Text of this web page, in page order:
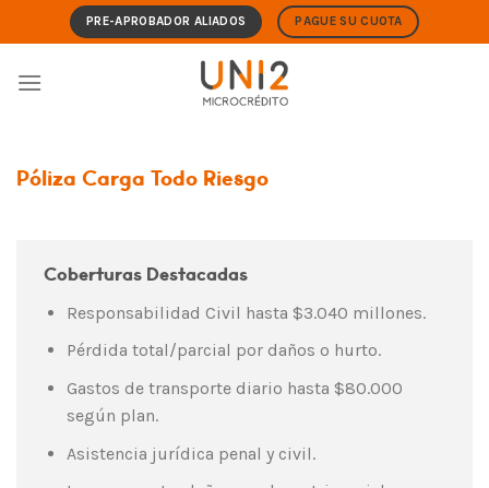
to
PRE-APROBADOR ALIADOS PAGUE SU CUOTA
Póliza Carga Todo Riesgo
Coberturas Destacadas
Responsabilidad Civil hasta $3.040 millones.
Pérdida total/parcial por daños o hurto.
Gastos de transporte diario hasta $80.000
según plan.
Asistencia jurídica penal y civil.